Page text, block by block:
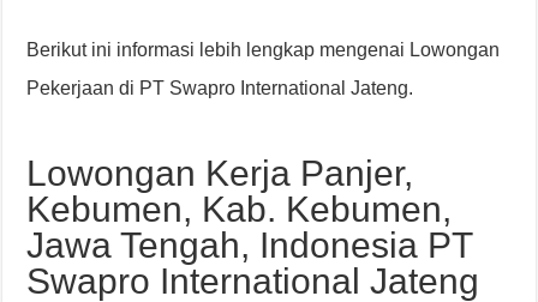
Berikut ini informasi lebih lengkap mengenai Lowongan
Pekerjaan di PT Swapro International Jateng.
Lowongan Kerja Panjer,
Kebumen, Kab. Kebumen,
Jawa Tengah, Indonesia PT
Swapro International Jateng